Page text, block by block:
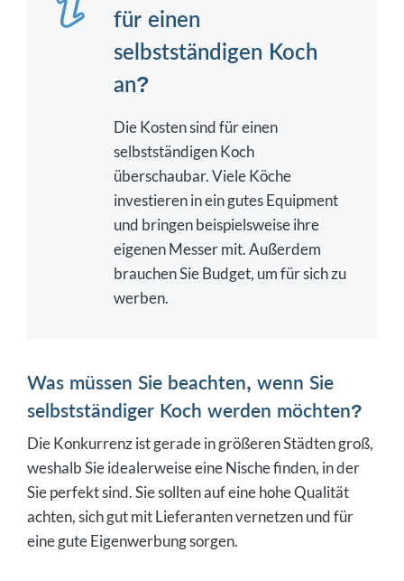
für einen
selbstständigen Koch
an?
Die Kosten sind für einen
selbstständigen Koch
überschaubar. Viele Köche
investieren in ein gutes Equipment
und bringen beispielsweise ihre
eigenen Messer mit. Außerdem
brauchen Sie Budget, um für sich zu
werben.
Was müssen Sie beachten, wenn Sie
selbstständiger Koch werden möchten?
Die Konkurrenz ist gerade in größeren Städten groß,
weshalb Sie idealerweise eine Nische finden, in der
Sie perfekt sind. Sie sollten auf eine hohe Qualität
achten, sich gut mit Lieferanten vernetzen und für
eine gute Eigenwerbung sorgen.